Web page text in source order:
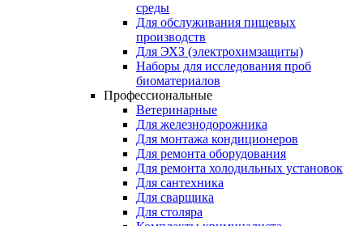
среды
Для обслуживания пищевых
производств
Для ЭХЗ (электрохимзащиты)
Наборы для исследования проб
биоматериалов
Профессиональные
Ветеринарные
Для железнодорожника
Для монтажа кондиционеров
Для ремонта оборудования
Для ремонта холодильных установок
Для сантехника
Для сварщика
Для столяра